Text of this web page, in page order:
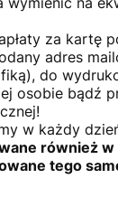
za kartę
adres
do
osobie bądź
w każdy
również
tego